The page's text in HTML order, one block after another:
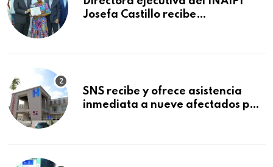
Josefa Castillo recibe
SNS recibe y ofrece asistencia
inmediata a nueve afectados por
Macorís